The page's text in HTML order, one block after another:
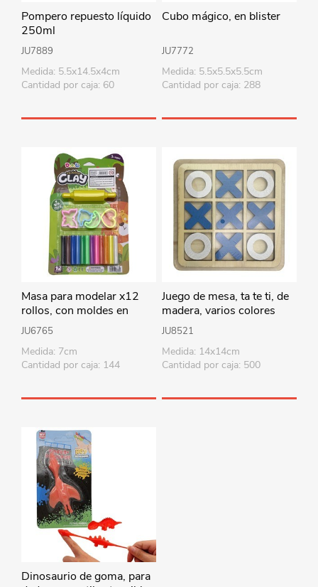
Pompero repuesto líquido
250ml
JU7889
Medida: 5.5x14.5x4cm
Cantidad por caja: 60
Cubo mágico, en blister
JU7772
Medida: 5.5x5.5x5.5cm
Cantidad por caja: 288
Masa para modelar x12
rollos, con moldes en
blister
JU6765
Medida: 7cm
Cantidad por caja: 144
Juego de mesa, ta te ti, de
madera, varios colores
JU8521
Medida: 14x14cm
Cantidad por caja: 500
Dinosaurio de goma, para